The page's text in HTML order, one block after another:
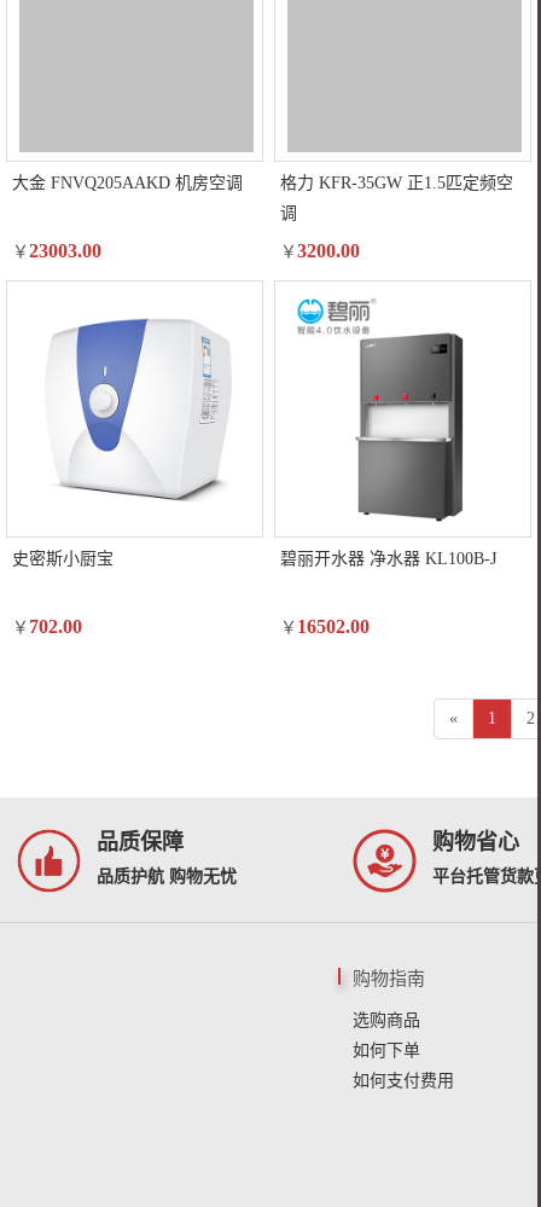
大金 FNVQ205AAKD 机房空调
￥ 23003.00
格力 KFR-35GW 正1.5匹定频空
调
￥ 3200.00
史密斯小厨宝
￥ 702.00
碧丽开水器 净水器 KL100B-J
￥ 16502.00
« 1 2
品质保障
品质护航 购物无忧
购物省心
平台托管货款
购物指南
选购商品
如何下单
如何支付费用